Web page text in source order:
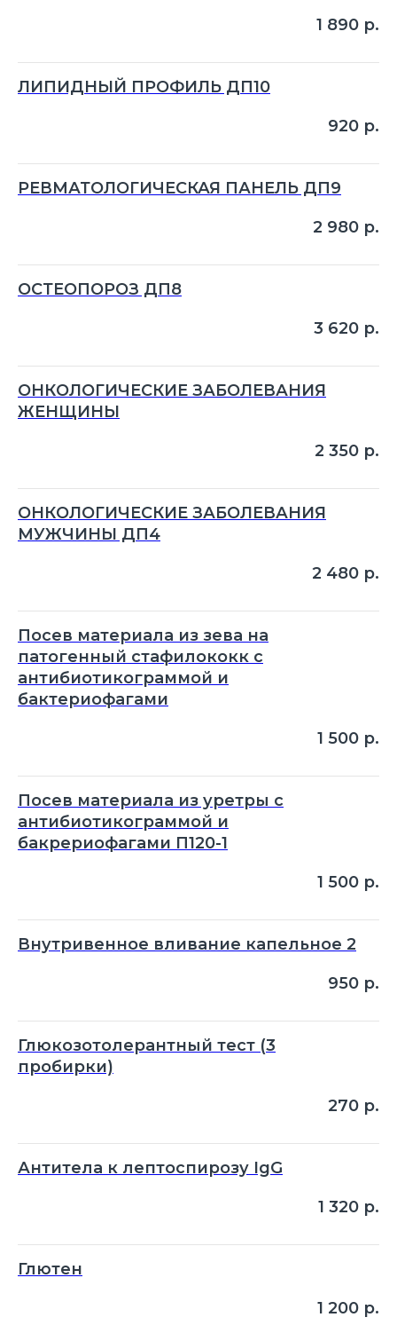
1 890 р.
ЛИПИДНЫЙ ПРОФИЛЬ ДП10
920 р.
РЕВМАТОЛОГИЧЕСКАЯ ПАНЕЛЬ ДП9
2 980 р.
ОСТЕОПОРОЗ ДП8
3 620 р.
ОНКОЛОГИЧЕСКИЕ ЗАБОЛЕВАНИЯ
ЖЕНЩИНЫ
2 350 р.
ОНКОЛОГИЧЕСКИЕ ЗАБОЛЕВАНИЯ
МУЖЧИНЫ ДП4
2 480 р.
Посев материала из зева на
патогенный стафилококк с
антибиотикограммой и
бактериофагами
1 500 р.
Посев материала из уретры с
антибиотикограммой и
бакрериофагами П120-1
1 500 р.
Внутривенное вливание капельное 2
950 р.
Глюкозотолерантный тест (3
пробирки)
270 р.
Антитела к лептоспирозу IgG
1 320 р.
Глютен
1 200 р.